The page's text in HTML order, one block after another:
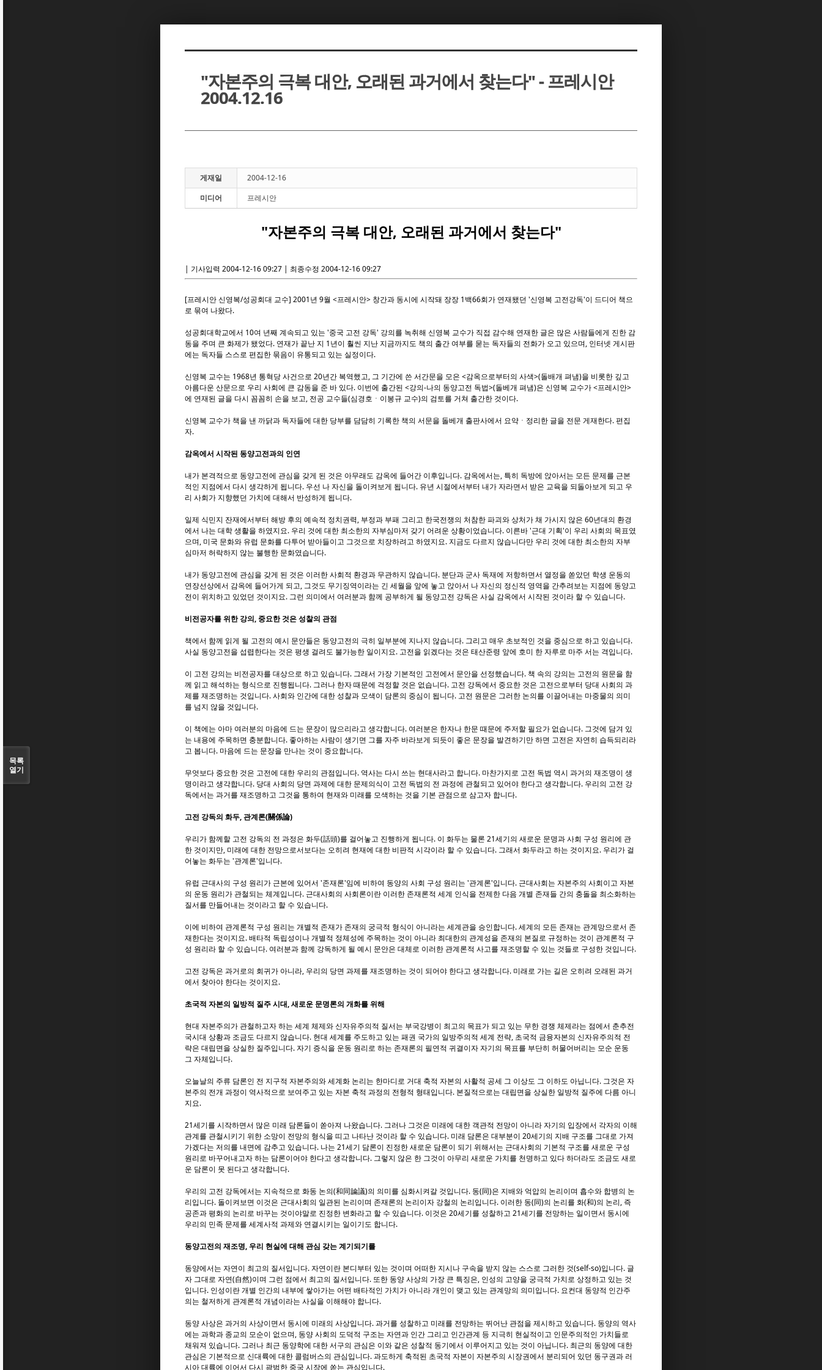
"자본주의 극복 대안, 오래된 과거에서 찾는다" - 프레시안
2004.12.16
게재일
2004-12-16
미디어
프레시안
"자본주의 극복 대안, 오래된 과거에서 찾는다"
| 기사입력 2004-12-16 09:27 | 최종수정 2004-12-16 09:27
[프레시안 신영복/성공회대 교수] 2001년 9월 <프레시안> 창간과 동시에 시작돼 장장 1백66회가 연재됐던 '신영복 고전강독'이 드디어 책으
로 묶여 나왔다.
성공회대학교에서 10여 년째 계속되고 있는 '중국 고전 강독' 강의를 녹취해 신영복 교수가 직접 감수해 연재한 글은 많은 사람들에게 진한 감
동을 주며 큰 화제가 됐었다. 연재가 끝난 지 1년이 훨씬 지난 지금까지도 책의 출간 여부를 묻는 독자들의 전화가 오고 있으며, 인터넷 게시판
에는 독자들 스스로 편집한 묶음이 유통되고 있는 실정이다.
신영복 교수는 1968년 통혁당 사건으로 20년간 복역했고, 그 기간에 쓴 서간문을 모은 <감옥으로부터의 사색>(돌배개 펴냄)을 비롯한 깊고
아름다운 산문으로 우리 사회에 큰 감동을 준 바 있다. 이번에 출간된 <강의-나의 동양고전 독법>(돌베개 펴냄)은 신영복 교수가 <프레시안>
에 연재된 글을 다시 꼼꼼히 손을 보고, 전공 교수들(심경호ㆍ이봉규 교수)의 검토를 거쳐 출간한 것이다.
신영복 교수가 책을 낸 까닭과 독자들에 대한 당부를 담담히 기록한 책의 서문을 돌베개 출판사에서 요약ㆍ정리한 글을 전문 게재한다. 편집
자.
감옥에서 시작된 동양고전과의 인연
내가 본격적으로 동양고전에 관심을 갖게 된 것은 아무래도 감옥에 들어간 이후입니다. 감옥에서는, 특히 독방에 앉아서는 모든 문제를 근본
적인 지점에서 다시 생각하게 됩니다. 우선 나 자신을 돌이켜보게 됩니다. 유년 시절에서부터 내가 자라면서 받은 교육을 되돌아보게 되고 우
리 사회가 지향했던 가치에 대해서 반성하게 됩니다.
일제 식민지 잔재에서부터 해방 후의 예속적 정치권력, 부정과 부패 그리고 한국전쟁의 처참한 파괴와 상처가 채 가시지 않은 60년대의 환경
에서 나는 대학 생활을 하였지요. 우리 것에 대한 최소한의 자부심마저 갖기 어려운 상황이었습니다. 이른바 '근대 기획'이 우리 사회의 목표였
으며, 미국 문화와 유럽 문화를 다투어 받아들이고 그것으로 치장하려고 하였지요. 지금도 다르지 않습니다만 우리 것에 대한 최소한의 자부
심마저 허락하지 않는 불행한 문화였습니다.
내가 동양고전에 관심을 갖게 된 것은 이러한 사회적 환경과 무관하지 않습니다. 분단과 군사 독재에 저항하면서 열정을 쏟았던 학생 운동의
연장선상에서 감옥에 들어가게 되고, 그것도 무기징역이라는 긴 세월을 앞에 놓고 앉아서 나 자신의 정신적 영역을 간추려보는 지점에 동양고
전이 위치하고 있었던 것이지요. 그런 의미에서 여러분과 함께 공부하게 될 동양고전 강독은 사실 감옥에서 시작된 것이라 할 수 있습니다.
비전공자를 위한 강의, 중요한 것은 성찰의 관점
책에서 함께 읽게 될 고전의 예시 문안들은 동양고전의 극히 일부분에 지나지 않습니다. 그리고 매우 초보적인 것을 중심으로 하고 있습니다.
사실 동양고전을 섭렵한다는 것은 평생 걸려도 불가능한 일이지요. 고전을 읽겠다는 것은 태산준령 앞에 호미 한 자루로 마주 서는 격입니다.
이 고전 강의는 비전공자를 대상으로 하고 있습니다. 그래서 가장 기본적인 고전에서 문안을 선정했습니다. 책 속의 강의는 고전의 원문을 함
께 읽고 해석하는 형식으로 진행됩니다. 그러나 한자 때문에 걱정할 것은 없습니다. 고전 강독에서 중요한 것은 고전으로부터 당대 사회의 과
제를 재조명하는 것입니다. 사회와 인간에 대한 성찰과 모색이 담론의 중심이 됩니다. 고전 원문은 그러한 논의를 이끌어내는 마중물의 의미
를 넘지 않을 것입니다.
이 책에는 아마 여러분의 마음에 드는 문장이 많으리라고 생각합니다. 여러분은 한자나 한문 때문에 주저할 필요가 없습니다. 그것에 담겨 있
는 내용에 주목하면 충분합니다. 좋아하는 사람이 생기면 그를 자주 바라보게 되듯이 좋은 문장을 발견하기만 하면 고전은 자연히 습득되리라
고 봅니다. 마음에 드는 문장을 만나는 것이 중요합니다.
무엇보다 중요한 것은 고전에 대한 우리의 관점입니다. 역사는 다시 쓰는 현대사라고 합니다. 마찬가지로 고전 독법 역시 과거의 재조명이 생
명이라고 생각합니다. 당대 사회의 당면 과제에 대한 문제의식이 고전 독법의 전 과정에 관철되고 있어야 한다고 생각합니다. 우리의 고전 강
독에서는 과거를 재조명하고 그것을 통하여 현재와 미래를 모색하는 것을 기본 관점으로 삼고자 합니다.
고전 강독의 화두, 관계론(關係論)
우리가 함께할 고전 강독의 전 과정은 화두(話頭)를 걸어놓고 진행하게 됩니다. 이 화두는 물론 21세기의 새로운 문명과 사회 구성 원리에 관
한 것이지만, 미래에 대한 전망으로서보다는 오히려 현재에 대한 비판적 시각이라 할 수 있습니다. 그래서 화두라고 하는 것이지요. 우리가 걸
어놓는 화두는 '관계론'입니다.
유럽 근대사의 구성 원리가 근본에 있어서 '존재론'임에 비하여 동양의 사회 구성 원리는 '관계론'입니다. 근대사회는 자본주의 사회이고 자본
의 운동 원리가 관철되는 체계입니다. 근대사회의 사회론이란 이러한 존재론적 세계 인식을 전제한 다음 개별 존재들 간의 충돌을 최소화하는
질서를 만들어내는 것이라고 할 수 있습니다.
이에 비하여 관계론적 구성 원리는 개별적 존재가 존재의 궁극적 형식이 아니라는 세계관을 승인합니다. 세계의 모든 존재는 관계망으로서 존
재한다는 것이지요. 배타적 독립성이나 개별적 정체성에 주목하는 것이 아니라 최대한의 관계성을 존재의 본질로 규정하는 것이 관계론적 구
성 원리라 할 수 있습니다. 여러분과 함께 강독하게 될 예시 문안은 대체로 이러한 관계론적 사고를 재조명할 수 있는 것들로 구성한 것입니다.
고전 강독은 과거로의 회귀가 아니라, 우리의 당면 과제를 재조명하는 것이 되어야 한다고 생각합니다. 미래로 가는 길은 오히려 오래된 과거
에서 찾아야 한다는 것이지요.
초국적 자본의 일방적 질주 시대, 새로운 문명론의 개화를 위해
현대 자본주의가 관철하고자 하는 세계 체제와 신자유주의적 질서는 부국강병이 최고의 목표가 되고 있는 무한 경쟁 체제라는 점에서 춘추전
국시대 상황과 조금도 다르지 않습니다. 현대 세계를 주도하고 있는 패권 국가의 일방주의적 세계 전략, 초국적 금융자본의 신자유주의적 전
략은 대립면을 상실한 질주입니다. 자기 증식을 운동 원리로 하는 존재론의 필연적 귀결이자 자기의 목표를 부단히 허물어버리는 모순 운동
그 자체입니다.
오늘날의 주류 담론인 전 지구적 자본주의와 세계화 논리는 한마디로 거대 축적 자본의 사활적 공세 그 이상도 그 이하도 아닙니다. 그것은 자
본주의 전개 과정이 역사적으로 보여주고 있는 자본 축적 과정의 전형적 형태입니다. 본질적으로는 대립면을 상실한 일방적 질주에 다름 아니
지요.
21세기를 시작하면서 많은 미래 담론들이 쏟아져 나왔습니다. 그러나 그것은 미래에 대한 객관적 전망이 아니라 자기의 입장에서 각자의 이해
관계를 관철시키기 위한 소망이 전망의 형식을 띠고 나타난 것이라 할 수 있습니다. 미래 담론은 대부분이 20세기의 지배 구조를 그대로 가져
가겠다는 저의를 내면에 감추고 있습니다. 나는 21세기 담론이 진정한 새로운 담론이 되기 위해서는 근대사회의 기본적 구조를 새로운 구성
원리로 바꾸어내고자 하는 담론이어야 한다고 생각합니다. 그렇지 않은 한 그것이 아무리 새로운 가치를 천명하고 있다 하더라도 조금도 새로
운 담론이 못 된다고 생각합니다.
우리의 고전 강독에서는 지속적으로 화동 논의(和同論議)의 의미를 심화시켜갈 것입니다. 동(同)은 지배와 억압의 논리이며 흡수와 합병의 논
리입니다. 돌이켜보면 이것은 근대사회의 일관된 논리이며 존재론의 논리이자 강철의 논리입니다. 이러한 동(同)의 논리를 화(和)의 논리, 즉
공존과 평화의 논리로 바꾸는 것이야말로 진정한 변화라고 할 수 있습니다. 이것은 20세기를 성찰하고 21세기를 전망하는 일이면서 동시에
우리의 민족 문제를 세계사적 과제와 연결시키는 일이기도 합니다.
동양고전의 재조명, 우리 현실에 대해 관심 갖는 계기되기를
동양에서는 자연이 최고의 질서입니다. 자연이란 본디부터 있는 것이며 어떠한 지시나 구속을 받지 않는 스스로 그러한 것(self-so)입니다. 글
자 그대로 자연(自然)이며 그런 점에서 최고의 질서입니다. 또한 동양 사상의 가장 큰 특징은, 인성의 고양을 궁극적 가치로 상정하고 있는 것
입니다. 인성이란 개별 인간의 내부에 쌓아가는 어떤 배타적인 가치가 아니라 개인이 맺고 있는 관계망의 의미입니다. 요컨대 동양적 인간주
의는 철저하게 관계론적 개념이라는 사실을 이해해야 합니다.
동양 사상은 과거의 사상이면서 동시에 미래의 사상입니다. 과거를 성찰하고 미래를 전망하는 뛰어난 관점을 제시하고 있습니다. 동양의 역사
에는 과학과 종교의 모순이 없으며, 동양 사회의 도덕적 구조는 자연과 인간 그리고 인간관계 등 지극히 현실적이고 인문주의적인 가치들로
채워져 있습니다. 그러나 최근 동양학에 대한 서구의 관심은 이와 같은 성찰적 동기에서 이루어지고 있는 것이 아닙니다. 최근의 동양에 대한
관심은 기본적으로 신대륙에 대한 콜럼버스의 관심입니다. 과도하게 축적된 초국적 자본이 자본주의 시장권에서 분리되어 있던 동구권과 러
시아 대륙에 이어서 다시 광범한 중국 시장에 쏟는 관심입니다.
목록
열기
Sketchbook5, 스케치북5
Sketchbook5, 스케치북5
Sketchbook5, 스케치북5
Sketchbook5, 스케치북5